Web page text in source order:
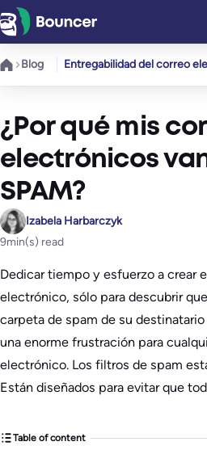
Saltar
al
contenido
Blog Entregabilidad del correo
¿Por qué mis
electrónicos
SPAM?
Izabela Harbarczyk
9min(s) read
Dedicar tiempo y esfuerzo a crear
electrónico, sólo para descubrir
carpeta de spam de su
una enorme frustración para
electrónico. Los filtros de spam
Están diseñados para evitar que
Table of content